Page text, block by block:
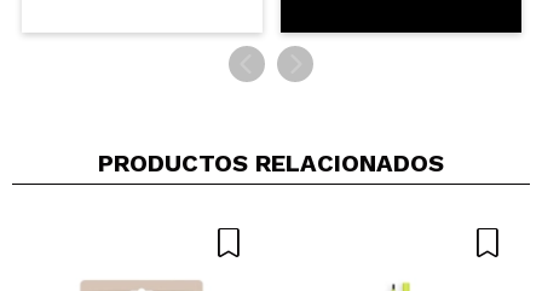
PRODUCTOS RELACIONADOS